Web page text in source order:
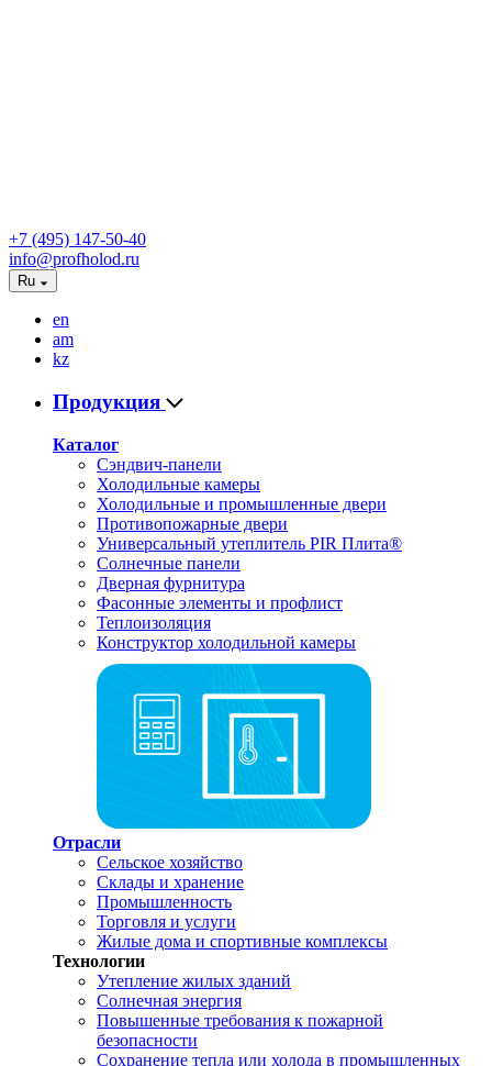
+7 (495) 147-50-40
info@profholod.ru
Ru
en
am
kz
Продукция
Каталог
Сэндвич-панели
Холодильные камеры
Холодильные и промышленные двери
Противопожарные двери
Универсальный утеплитель PIR Плита®
Солнечные панели
Дверная фурнитура
Фасонные элементы и профлист
Теплоизоляция
Конструктор холодильной камеры
Отрасли
Сельское хозяйство
Склады и хранение
Промышленность
Торговля и услуги
Жилые дома и спортивные комплексы
Технологии
Утепление жилых зданий
Солнечная энергия
Повышенные требования к пожарной
безопасности
Сохранение тепла или холода в промышленных